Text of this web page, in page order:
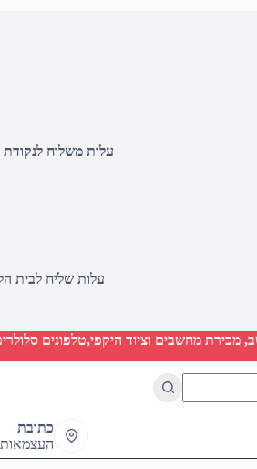
עלות משלוח לנקודת חלוקה 20 שקלים, בהזמנות מעל 500
עלות שליח לבית הלקוח 50 שקלים, בהזמנות מעל 2000 שקלים
מחשבים וציוד היקפי,טלפונים
כתובת
העצמאות 19 ראש העין